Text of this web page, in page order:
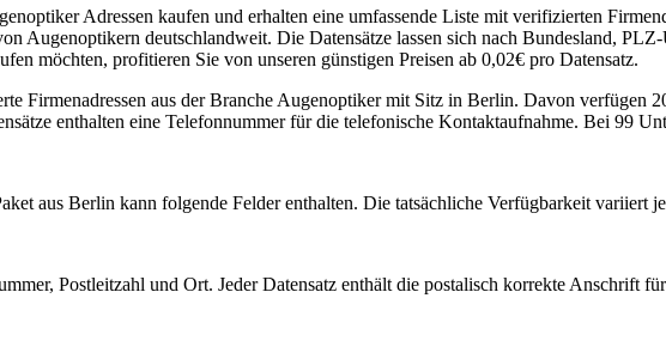
Adressen kaufen und erhalten eine umfassende Liste mit verifizierten
Augenoptikern deutschlandweit. Die Datensätze lassen sich nach Bundesland,
möchten, profitieren Sie von unseren günstigen Preisen ab 0,02€ pro Datensatz.
Firmenadressen aus der Branche Augenoptikermit Sitz in Berlin. Davon verfügen
enthalten eine Telefonnummer für die telefonische Kontaktaufnahme. Bei 99
aus Berlin kann folgende Felder enthalten. Die tatsächliche Verfügbarkeit variiert
Postleitzahl und Ort. Jeder Datensatz enthält die postalisch korrekte Anschrift